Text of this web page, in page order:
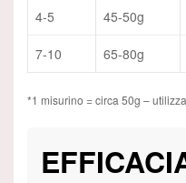
4-5 45-50g
7-10 65-80g
*1 misurino = circa 50g –